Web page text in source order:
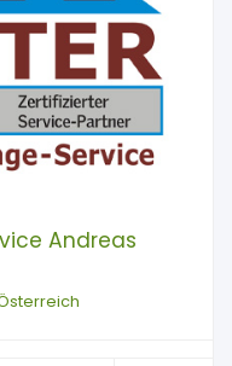
Andreas